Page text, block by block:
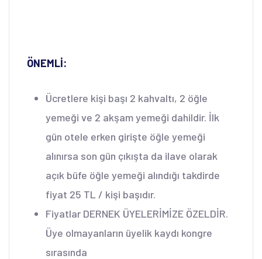
ÖNEMLİ:
Ücretlere kişi başı 2 kahvaltı, 2 öğle
yemeği ve 2 akşam yemeği dahildir. İlk
gün otele erken girişte öğle yemeği
alınırsa son gün çıkışta da ilave olarak
açık büfe öğle yemeği alındığı takdirde
fiyat 25 TL / kişi başıdır.
Fiyatlar DERNEK ÜYELERİMİZE ÖZELDİR.
Üye olmayanların üyelik kaydı kongre
sırasında